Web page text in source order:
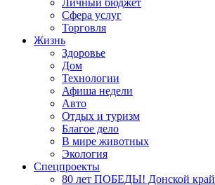
Личный бюджет
Сфера услуг
Торговля
Жизнь
Здоровье
Дом
Технологии
Афиша недели
Авто
Отдых и туризм
Благое дело
В мире животных
Экология
Спецпроекты
80 лет ПОБЕДЫ! Донской край